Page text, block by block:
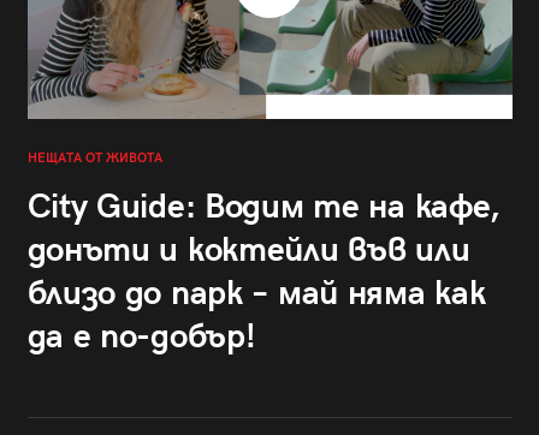
НЕЩАТА ОТ ЖИВОТА
City Guide: Водим те на кафе,
донъти и коктейли във или
близо до парк – май няма как
да е по-добър!